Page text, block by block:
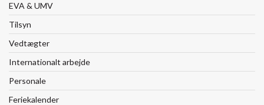
EVA & UMV
Tilsyn
Vedtægter
Internationalt arbejde
Personale
Feriekalender